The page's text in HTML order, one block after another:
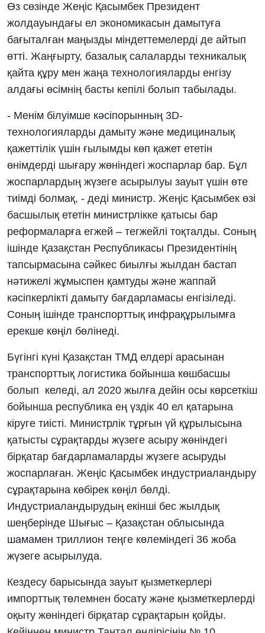
Өз сөзінде Жеңіс Қасымбек Президент
жолдауындағы ел экономикасын дамытуға
бағыталған маңызды міндеттемелерді де айтып
өтті. Жаңғырту, базалық салаларды техникалық
қайта құру мен жаңа технологияларды енгізу
алдағы өсімнің басты кепілі болып табылады.
- Менім білуімше кәсіпорынның 3D-
технологияларды дамыту және медициналық
қажеттілік үшін ғылымды көп қажет ететін
өнімдерді шығару жөніндегі жоспарлар бар. Бұл
жоспарлардың жүзеге асырылуы зауыт үшін өте
тиімді болмақ, - деді министр. Жеңіс Қасымбек өзі
басшылық ететін министрлікке қатысы бар
реформаларға егжей – тегжейлі тоқталды. Соның
ішінде Қазақстан Республикасы Президентінің
тапсырмасына сәйкес биылғы жылдан бастап
нәтижелі жұмыспен қамтуды және жаппай
кәсіпкерлікті дамыту бағдарламасы енгізіледі.
Соның ішінде транспорттық инфрақұрылымға
ерекше көңіл бөлінеді.
Бүгінгі күні Қазақстан ТМД елдері арасынан
транспорттық логистика бойынша көшбасшы
болып келеді, ал 2020 жылға дейін осы көрсеткіш
бойынша республика ең үздік 40 ел қатарына
кіруге тиісті. Министрлік тұрғын үй құрылысына
қатысты сұрақтарды жүзеге асыру жөніндегі
бірқатар бағдарламаларды жүзеге асыруды
жоспарлаған. Жеңіс Қасымбек индустриаландыру
сұрақтарына көбірек көңіл бөлді.
Индустриаландырудың екінші бес жылдық
шеңберінде Шығыс – Қазақстан облысында
шамамен триллион теңге көлеміндегі 36 жоба
жүзеге асырылуда.
Кездесу барысында зауыт қызметкерлері
импорттық төлемнен босату және қызметкерлерді
оқыту жөніндегі бірқатар сұрақтарын қойды.